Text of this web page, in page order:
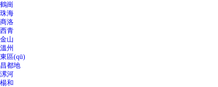
鶴崗
珠海
商洛
西青
金山
溫州
東區(qū)
昌都地
漯河
楊和